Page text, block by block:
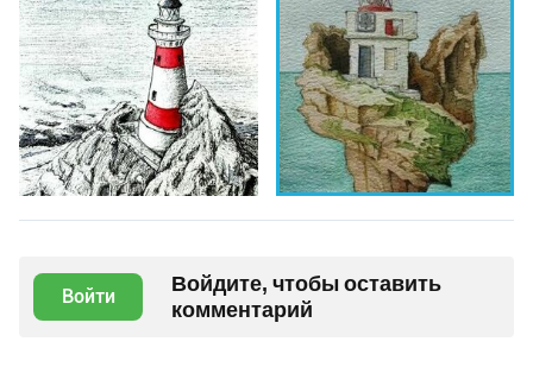
Войти
Войдите, чтобы оставить
комментарий